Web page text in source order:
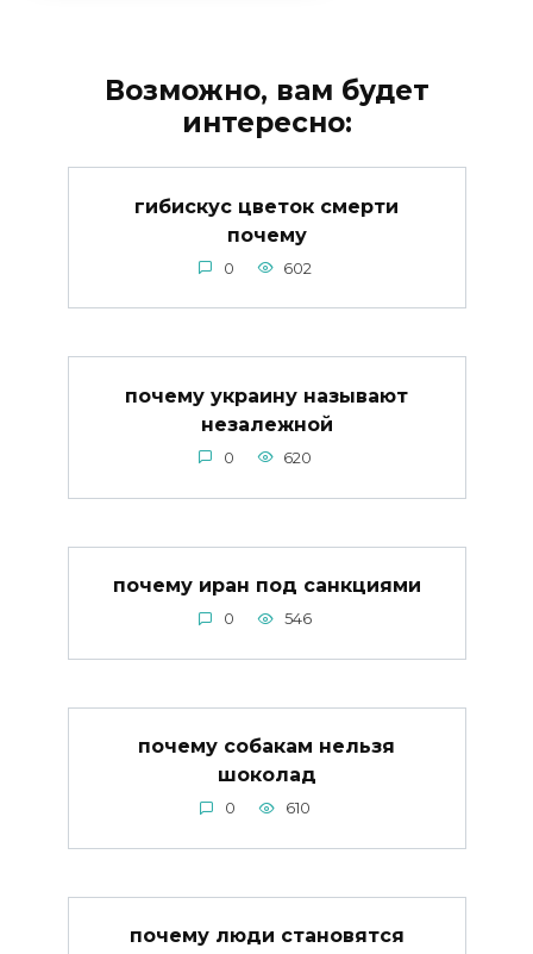
Возможно, вам будет
интересно:
гибискус цветок смерти
почему
0 602
почему украину называют
незалежной
0 620
почему иран под санкциями
0 546
почему собакам нельзя
шоколад
0 610
почему люди становятся